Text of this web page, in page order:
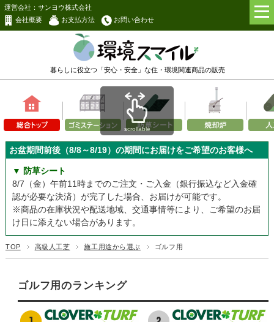
運営会社：サンヨウ株式会社
会社概要
お支払方法 お問い合わせ
暮らしに役立つ「安心・安全」な住・環境関連商品の販売
scrollable
お盆期間前後（8/8～8/19）の期間にお届けをご希望のお客様へ
▼ 防草シート
8/7（金）午前11時までのご注文・ご入金（銀行振込など入金確
認が必要な決済）が完了した場合、お届けが可能です。
※商品の在庫状況や配送地域、交通事情等により、ご希望のお届
け日に添えない場合があります。
TOP 高級人工芝 施工用途から選ぶ ゴルフ用
ゴルフ用のランキング